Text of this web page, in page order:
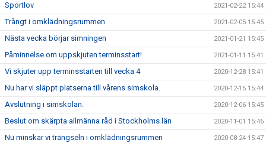
Sportlov 2021-02-22 15:44
Trångt i omklädningsrummen 2021-02-05 15:45
Nästa vecka börjar simningen 2021-01-21 15:45
Påminnelse om uppskjuten terminsstart! 2021-01-11 15:41
Vi skjuter upp terminsstarten till vecka 4 2020-12-28 15:41
Nu har vi släppt platserna till vårens simskola. 2020-12-15 15:44
Avslutning i simskolan. 2020-12-06 15:45
Beslut om skärpta allmänna råd i Stockholms län 2020-11-01 15:46
Nu minskar vi trängseln i omklädningsrummen 2020-08-24 15:47